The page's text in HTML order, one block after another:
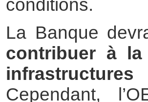
conditions.
La Banque
contribuer à
Cependant,